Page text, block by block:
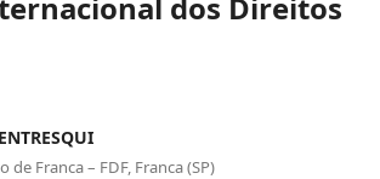
de Franca – FDF, Franca (SP)